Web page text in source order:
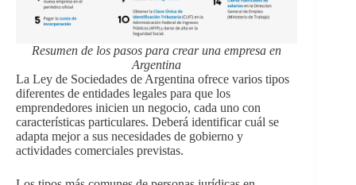
Resumen de los pasos para crear una empresa en
Argentina
La Ley de Sociedades de Argentina ofrece varios tipos
diferentes de entidades legales para que los
emprendedores inicien un negocio, cada uno con
características particulares. Deberá identificar cuál se
adapta mejor a sus necesidades de gobierno y
actividades comerciales previstas.